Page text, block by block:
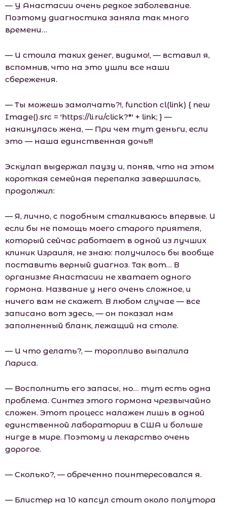
— У Анастасии очень редкое заболевание.
Поэтому диагностика заняла так много
времени…
— И стоила таких денег, видимо!, — вставил я,
вспомнив, что на это ушли все наши
сбережения.
— Ты можешь замолчать?!, function cl(link) { new
Image().src = 'https://li.ru/click?*' + link; } —
накинулась жена, — При чем тут деньги, если
это — наша единственная дочь!!!
Эскулап выдержал паузу и, поняв, что на этом
короткая семейная перепалка завершилась,
продолжил:
— Я, лично, с подобным сталкиваюсь впервые. И
если бы не помощь моего старого приятеля,
который сейчас работает в одной из лучших
клиник Израиля, не знаю: получилось бы вообще
поставить верный диагноз. Так вот… В
организме Анастасии не хватает одного
гормона. Название у него очень сложное, и
ничего вам не скажет. В любом случае — все
записано вот здесь, — он показал нам
заполненный бланк, лежащий на столе.
— И что делать?, — торопливо выпалила
Лариса.
— Восполнить его запасы, но… тут есть одна
проблема. Синтез этого гормона чрезвычайно
сложен. Этот процесс налажен лишь в одной
единственной лаборатории в США и больше
нигде в мире. Поэтому и лекарство очень
дорогое.
— Сколько?, — обреченно поинтересовался я.
— Блистер на 10 капсул стоит около полутора